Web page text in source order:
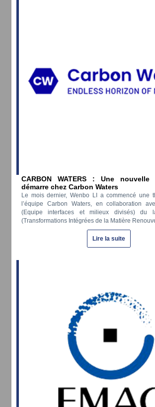
CARBON WATERS : Une nouvelle
démarre chez Carbon Waters
Le mois dernier, Wenbo LI a commencé une
l’équipe Carbon Waters, en collaboration
(Equipe interfaces et milieux divisés) du
(Transformations Intégrées de la Matière
Lire la suite